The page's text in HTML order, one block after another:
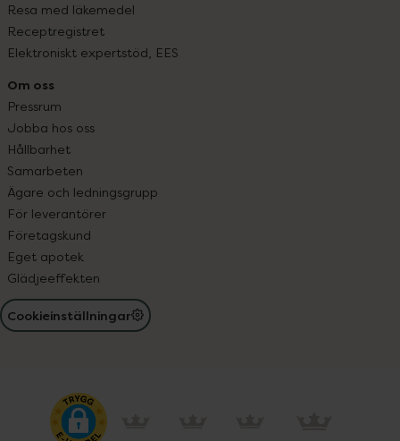
Resa med läkemedel
Receptregistret
Elektroniskt expertstöd, EES
Om oss
Pressrum
Jobba hos oss
Hållbarhet
Samarbeten
Ägare och ledningsgrupp
För leverantörer
Företagskund
Eget apotek
Glädjeeffekten
Cookieinställningar